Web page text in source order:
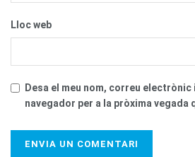
Lloc web
Desa el meu nom, correu electrònic
navegador per a la pròxima vegada